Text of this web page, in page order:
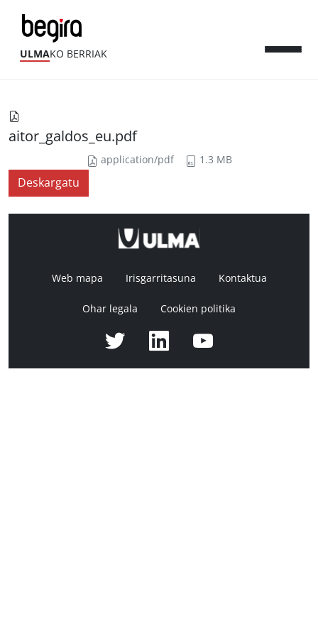
ULMAKO BERRIAK
aitor_galdos_eu.pdf
application/pdf 1.3 MB
Deskargatu
Web mapa Irisgarritasuna Kontaktua
Ohar legala Cookien politika